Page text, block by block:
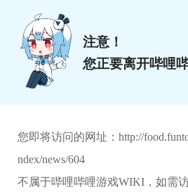
注意！
您正要离开哔哩
您即将访问的网址： http://
ndex/news/604
不属于哔哩哔哩游戏WIKI，如需